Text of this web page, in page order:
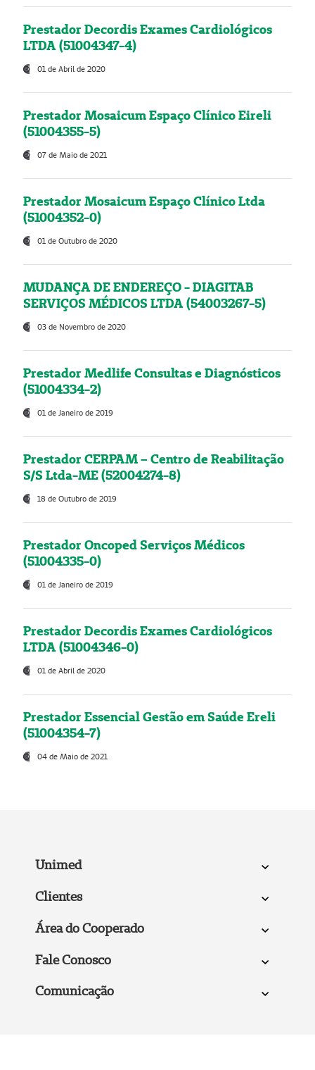
Prestador Decordis Exames Cardiológicos
LTDA (51004347-4)
01 de Abril de 2020
Prestador Mosaicum Espaço Clínico Eireli
(51004355-5)
07 de Maio de 2021
Prestador Mosaicum Espaço Clínico Ltda
(51004352-0)
01 de Outubro de 2020
MUDANÇA DE ENDEREÇO - DIAGITAB
SERVIÇOS MÉDICOS LTDA (54003267-5)
03 de Novembro de 2020
Prestador Medlife Consultas e Diagnósticos
(51004334-2)
01 de Janeiro de 2019
Prestador CERPAM – Centro de Reabilitação
S/S Ltda-ME (52004274-8)
18 de Outubro de 2019
Prestador Oncoped Serviços Médicos
(51004335-0)
01 de Janeiro de 2019
Prestador Decordis Exames Cardiológicos
LTDA (51004346-0)
01 de Abril de 2020
Prestador Essencial Gestão em Saúde Ereli
(51004354-7)
04 de Maio de 2021
Unimed
Clientes
Área do Cooperado
Fale Conosco
Comunicação